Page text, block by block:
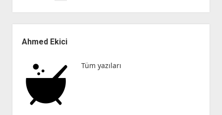
Menü
Ahmed Ekici
Tüm yazıları